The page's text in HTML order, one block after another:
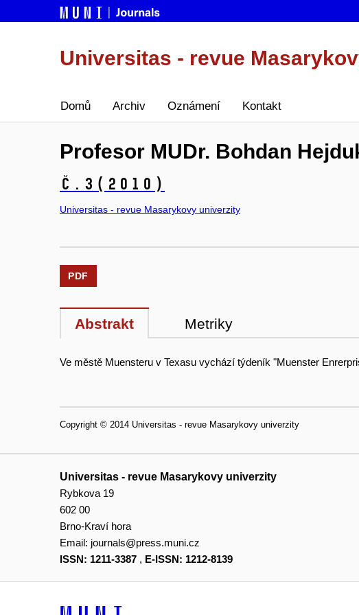
Universitas - revue
Domů Archiv Oznámení Kontakt
Profesor MUDr. Bohdan
č.3 (2010)
Universitas - revue Masarykovy univerzity
PDF
Abstrakt Metriky
Ve městě Muensteru v Texasu vychází týdeník "Muenster
Copyright © 2014 Universitas - revue Masarykovy univerzity
Universitas - revue Masarykovy univerzity
Rybkova 19
602 00
Brno-Kraví hora
Email: journals@press.muni.cz
ISSN: 1211-3387 , E-ISSN: 1212-8139